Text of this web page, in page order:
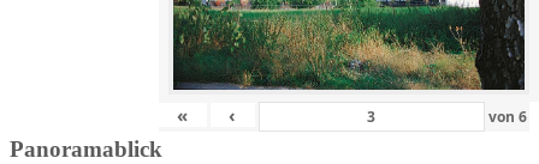
« ‹ von 6
Panoramablick